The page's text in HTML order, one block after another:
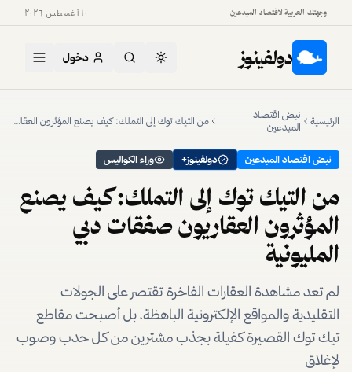
وجهتك العربية لاقتصاد المبدعين ١٠ أغسطس ٢٠٢٦
دولفينوز دخول
الرئيسية
نبض اقتصاد
المبدعين
من التيك توك إلى التملك: كيف يصنع المؤثرون العقاريون صفقات دبي المليونية
نبض اقتصاد المبدعين دولفينوز+ وراء الكواليس
من التيك توك إلى التملك: كيف يصنع
المؤثرون العقاريون صفقات دبي
المليونية
لم تعد مشاهدة العقارات الفاخرة تقتصر على الجولات
التقليدية والمواقع الإلكترونية الباهظة، بل أصبحت مقاطع
تيك توك القصيرة كفيلة بجذب مشترين من كل حدب وصوب
لإغلاق